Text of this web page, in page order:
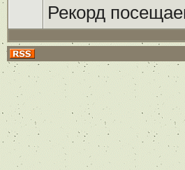
Рекорд